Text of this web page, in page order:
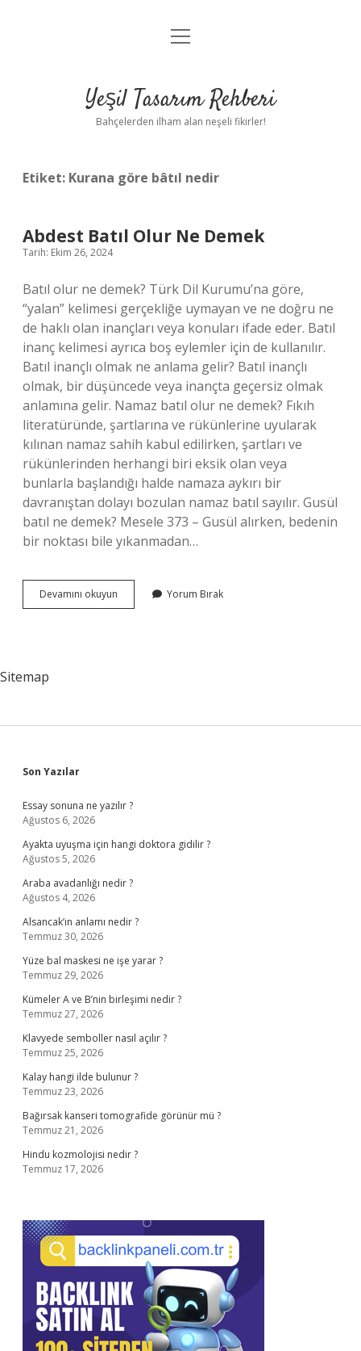
Anasayfa
Yasal Uyarı
menüyü
Yeşil Tasarım Rehberi
Bahçelerden ilham alan neşeli fikirler!
Etiket: Kurana göre bâtıl nedir
Abdest Batıl Olur Ne Demek
Tarih: Ekim 26, 2024
Batıl olur ne demek? Türk Dil Kurumu’na göre,
“yalan” kelimesi gerçekliğe uymayan ve ne doğru ne
de haklı olan inançları veya konuları ifade eder. Batıl
inanç kelimesi ayrıca boş eylemler için de kullanılır.
Batıl inançlı olmak ne anlama gelir? Batıl inançlı
olmak, bir düşüncede veya inançta geçersiz olmak
anlamına gelir. Namaz batıl olur ne demek? Fıkıh
literatüründe, şartlarına ve rükünlerine uyularak
kılınan namaz sahih kabul edilirken, şartları ve
rükünlerinden herhangi biri eksik olan veya
bunlarla başlandığı halde namaza aykırı bir
davranıştan dolayı bozulan namaz batıl sayılır. Gusül
batıl ne demek? Mesele 373 – Gusül alırken, bedenin
bir noktası bile yıkanmadan…
Devamını okuyun
Batıl
Yorum Bırak
Sitemap
Sidebar
Son Yazılar
Essay sonuna ne yazılır ?
Ağustos 6, 2026
Ayakta uyuşma için hangi doktora gidilir ?
Ağustos 5, 2026
Araba avadanlığı nedir ?
Ağustos 4, 2026
Alsancak’ın anlamı nedir ?
Temmuz 30, 2026
Yüze bal maskesi ne işe yarar ?
Temmuz 29, 2026
Kümeler A ve B’nin birleşimi nedir ?
Temmuz 27, 2026
Klavyede semboller nasıl açılır ?
Temmuz 25, 2026
Kalay hangi ilde bulunur ?
Temmuz 23, 2026
Bağırsak kanseri tomografide görünür mü ?
Temmuz 21, 2026
Hindu kozmolojisi nedir ?
Temmuz 17, 2026